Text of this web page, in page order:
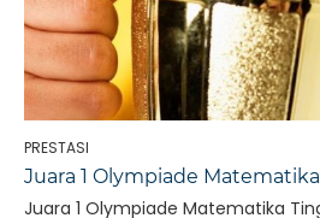
PRESTASI
Juara 1 Olympiade Matematika
Juara 1 Olympiade Matematika